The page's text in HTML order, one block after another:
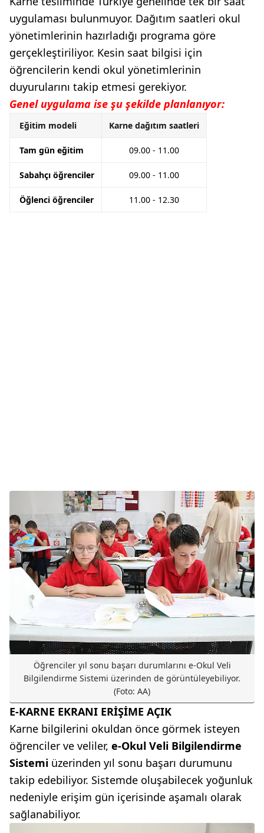
uygulaması bulunmuyor. Dağıtım saatleri okul
yönetimlerinin hazırladığı programa göre
gerçekleştiriliyor. Kesin saat bilgisi için
öğrencilerin kendi okul yönetimlerinin
duyurularını takip etmesi gerekiyor.
Genel uygulama ise şu şekilde planlanıyor:
Eğitim modeli Karne dağıtım saatleri
Tam gün eğitim 09.00 - 11.00
Sabahçı öğrenciler 09.00 - 11.00
Öğlenci öğrenciler 11.00 - 12.30
Öğrenciler yıl sonu başarı durumlarını e-Okul Veli
Bilgilendirme Sistemi üzerinden de görüntüleyebiliyor.
(Foto: AA)
E-KARNE EKRANI ERİŞİME AÇIK
Karne bilgilerini okuldan önce görmek isteyen
öğrenciler ve veliler, e-Okul Veli Bilgilendirme
Sistemi üzerinden yıl sonu başarı durumunu
takip edebiliyor. Sistemde oluşabilecek yoğunluk
nedeniyle erişim gün içerisinde aşamalı olarak
sağlanabiliyor.